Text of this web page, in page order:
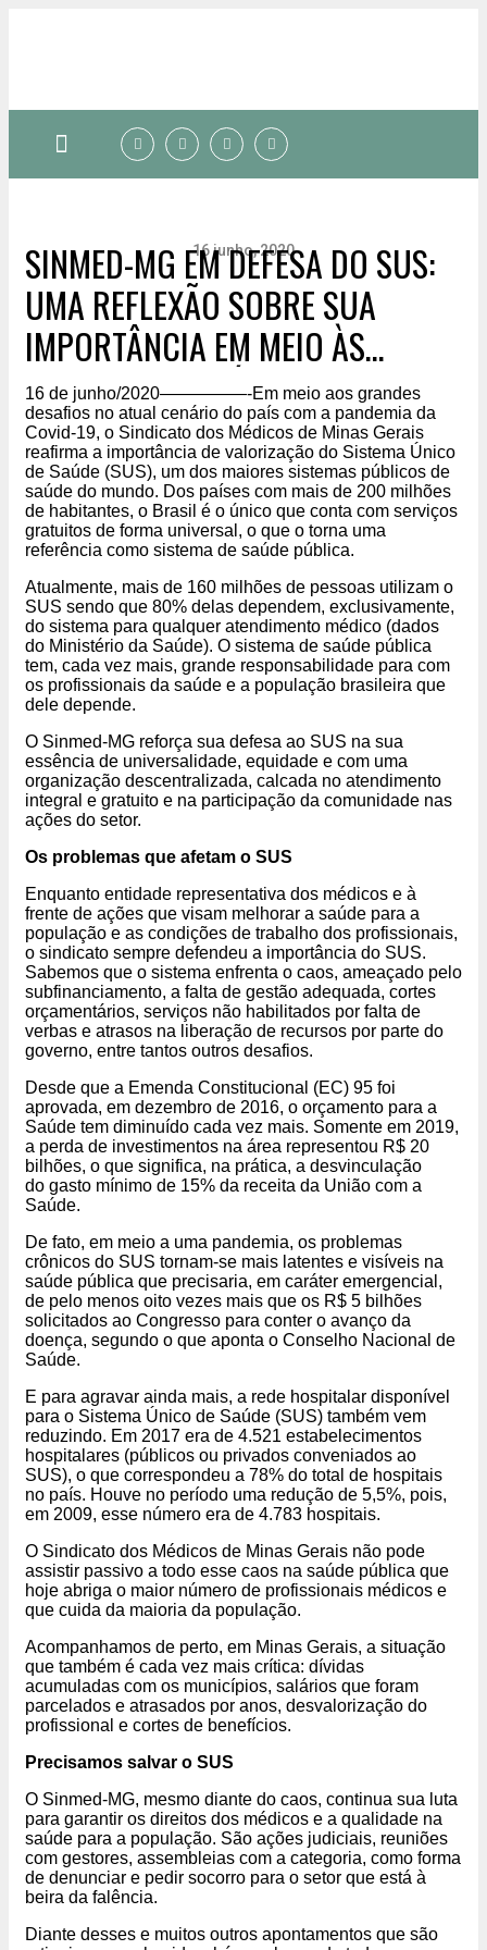
16 junho, 2020
SINMED-MG EM DEFESA DO SUS:
UMA REFLEXÃO SOBRE SUA
IMPORTÂNCIA EM MEIO ÀS
MAZELAS DA SAÚDE
16 de junho/2020—————-Em meio aos grandes
desafios no atual cenário do país com a pandemia da
Covid-19, o Sindicato dos Médicos de Minas Gerais
reafirma a importância de valorização do Sistema Único
de Saúde (SUS), um dos maiores sistemas públicos de
saúde do mundo. Dos países com mais de 200 milhões
de habitantes, o Brasil é o único que conta com serviços
gratuitos de forma universal, o que o torna uma
referência como sistema de saúde pública.
Atualmente, mais de 160 milhões de pessoas utilizam o
SUS sendo que 80% delas dependem, exclusivamente,
do sistema para qualquer atendimento médico (dados
do Ministério da Saúde). O sistema de saúde pública
tem, cada vez mais, grande responsabilidade para com
os profissionais da saúde e a população brasileira que
dele depende.
O Sinmed-MG reforça sua defesa ao SUS na sua
essência de universalidade, equidade e com uma
organização descentralizada, calcada no atendimento
integral e gratuito e na participação da comunidade nas
ações do setor.
Os problemas que afetam o SUS
Enquanto entidade representativa dos médicos e à
frente de ações que visam melhorar a saúde para a
população e as condições de trabalho dos profissionais,
o sindicato sempre defendeu a importância do SUS.
Sabemos que o sistema enfrenta o caos, ameaçado pelo
subfinanciamento, a falta de gestão adequada, cortes
orçamentários, serviços não habilitados por falta de
verbas e atrasos na liberação de recursos por parte do
governo, entre tantos outros desafios.
Desde que a Emenda Constitucional (EC) 95 foi
aprovada, em dezembro de 2016, o orçamento para a
Saúde tem diminuído cada vez mais. Somente em 2019,
a perda de investimentos na área representou R$ 20
bilhões, o que significa, na prática, a desvinculação
do gasto mínimo de 15% da receita da União com a
Saúde.
De fato, em meio a uma pandemia, os problemas
crônicos do SUS tornam-se mais latentes e visíveis na
saúde pública que precisaria, em caráter emergencial,
de pelo menos oito vezes mais que os R$ 5 bilhões
solicitados ao Congresso para conter o avanço da
doença, segundo o que aponta o Conselho Nacional de
Saúde.
E para agravar ainda mais, a rede hospitalar disponível
para o Sistema Único de Saúde (SUS) também vem
reduzindo. Em 2017 era de 4.521 estabelecimentos
hospitalares (públicos ou privados conveniados ao
SUS), o que correspondeu a 78% do total de hospitais
no país. Houve no período uma redução de 5,5%, pois,
em 2009, esse número era de 4.783 hospitais.
O Sindicato dos Médicos de Minas Gerais não pode
assistir passivo a todo esse caos na saúde pública que
hoje abriga o maior número de profissionais médicos e
que cuida da maioria da população.
Acompanhamos de perto, em Minas Gerais, a situação
que também é cada vez mais crítica: dívidas
acumuladas com os municípios, salários que foram
parcelados e atrasados por anos, desvalorização do
profissional e cortes de benefícios.
Precisamos salvar o SUS
O Sinmed-MG, mesmo diante do caos, continua sua luta
para garantir os direitos dos médicos e a qualidade na
saúde para a população. São ações judiciais, reuniões
com gestores, assembleias com a categoria, como forma
de denunciar e pedir socorro para o setor que está à
beira da falência.
Diante desses e muitos outros apontamentos que são